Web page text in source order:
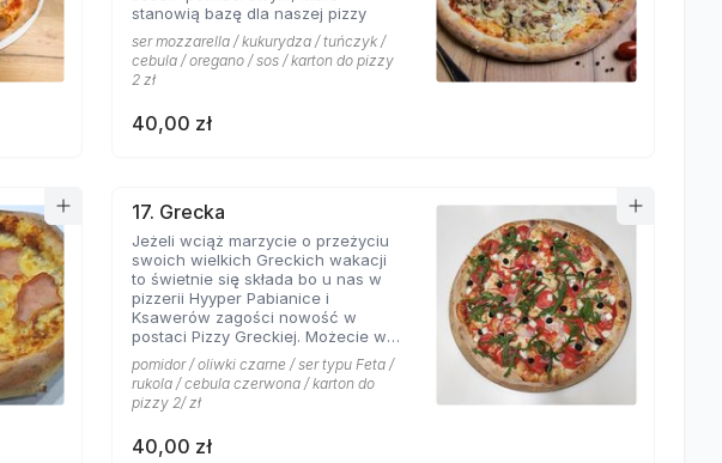
stanowią bazę dla naszej pizzy
ser mozzarella / kukurydza / tuńczyk /
cebula / oregano / sos / karton do pizzy
2 zł
40,00 zł
17. Grecka
Jeżeli wciąż marzycie o przeżyciu
swoich wielkich Greckich wakacji
to świetnie się składa bo u nas w
pizzerii Hyyper Pabianice i
Ksawerów zagości nowość w
postaci Pizzy Greckiej. Możecie w
niej liczyć na dodatek iście
greckich składników,
przywołujących na myśl
piaszczyste plaże i ciepły klimat -
smak doskonale współgra z
pomidor / oliwki czarne / ser typu Feta /
rukola / cebula czerwona / karton do
pizzy 2/ zł
40,00 zł